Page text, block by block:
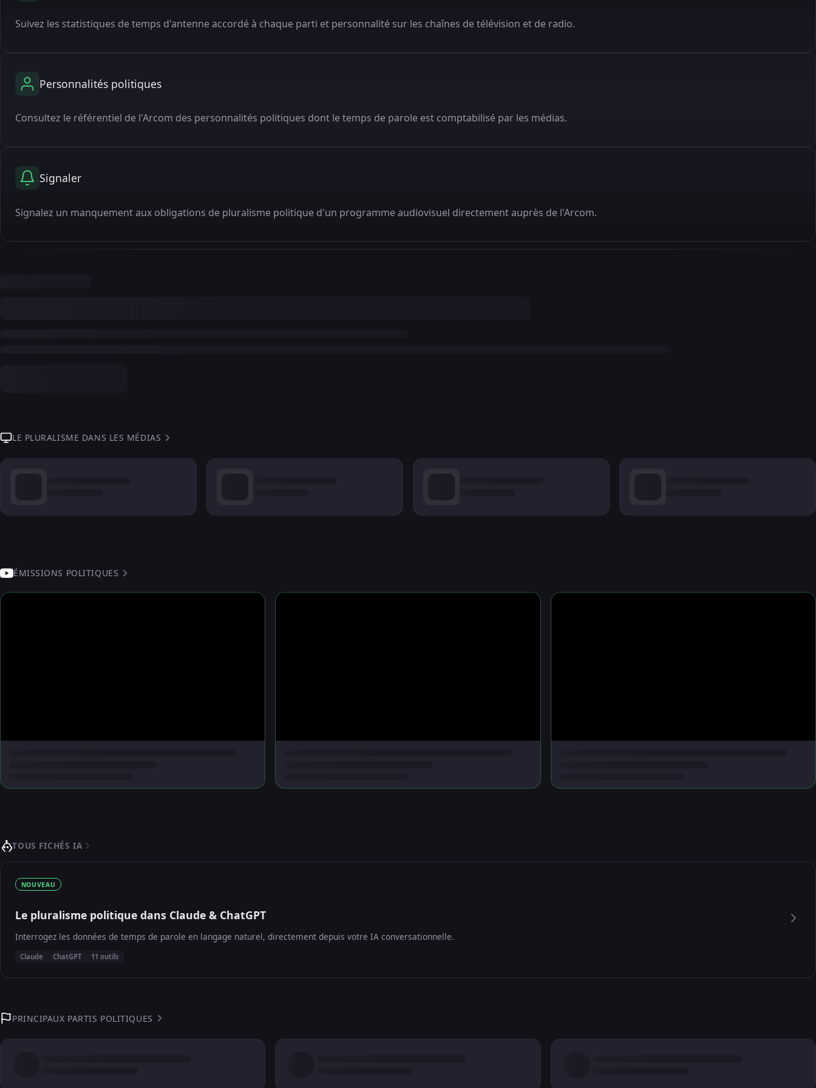
Suivez les statistiques de temps d'antenne accordé à chaque parti et personnalité sur les chaînes de télévision et de radio.
Personnalités politiques
Consultez le référentiel de l'Arcom des personnalités politiques dont le temps de parole est comptabilisé par les médias.
Signaler
Signalez un manquement aux obligations de pluralisme politique d'un programme audiovisuel directement auprès de l'Arcom.
LE PLURALISME DANS LES MÉDIAS
ÉMISSIONS POLITIQUES
TOUS FICHÉS IA
NOUVEAU
Le pluralisme politique dans Claude & ChatGPT
Interrogez les données de temps de parole en langage naturel, directement depuis votre IA conversationnelle.
Claude ChatGPT 11 outils
PRINCIPAUX PARTIS POLITIQUES